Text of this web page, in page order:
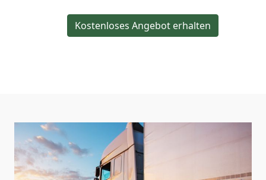
Kostenloses Angebot erhalten